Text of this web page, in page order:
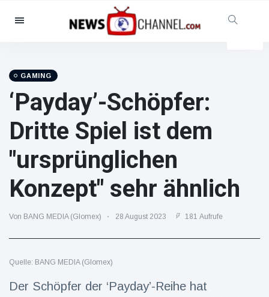
Kategorien
Soziales & Spaß
Kino und TV
(12454)
Promis
(39366)
Mode & Schönheit
(2776)
Autos & Motor
(15246)
Essen und Trinken
(7199)
Gaming
(3575)
(8534)
Reisen & Abenteuer
(2252)
GAMING
‘Payday’-Schöpfer:
Dritte Spiel ist dem
"ursprünglichen
Konzept" sehr ähnlich
Von BANG MEDIA (Glomex) 28 August 2023 181 Aufrufe
Quelle: BANG MEDIA (Glomex)
Der Schöpfer der ‘Payday’-Reihe hat